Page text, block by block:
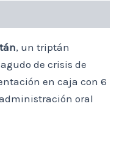
, un triptán
de crisis de
en caja con 6
oral